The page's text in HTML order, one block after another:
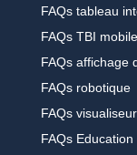
FAQs tableau
FAQs TBI mobile
FAQs affichage
FAQs robotique
FAQs
FAQs Education